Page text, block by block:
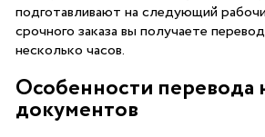
подготавливают на следующий
срочного заказа вы получаете
несколько часов.
Особенности перевода
документов